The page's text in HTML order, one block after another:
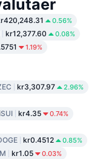
0.56%
kr12,377.60 0.08%
1.19%
kr3,307.97 2.96%
SUI kr4.35 0.74%
kr0.4512 0.85%
kr1.05 0.03%